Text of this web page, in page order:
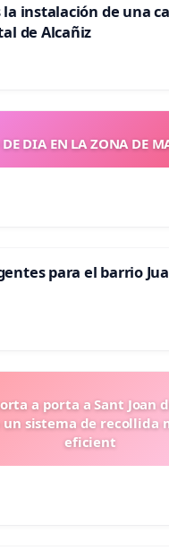
instalación de una
de Alcañiz
DE DIA EN LA ZONA DE
para el barrio
a porta a Sant Joan
sistema de recollida
eficient